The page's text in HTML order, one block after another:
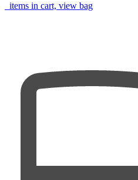
items in cart, view bag